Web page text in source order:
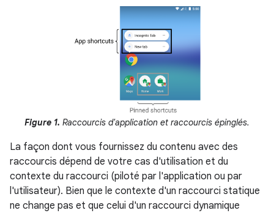
Figure 1. Raccourcis d'application et raccourcis épinglés.
La façon dont vous fournissez du contenu avec des
raccourcis dépend de votre cas d'utilisation et du
contexte du raccourci (piloté par l'application ou par
l'utilisateur). Bien que le contexte d'un raccourci statique
ne change pas et que celui d'un raccourci dynamique